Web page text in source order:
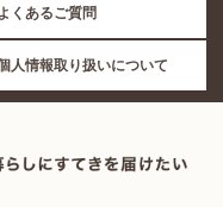
くあるご質問
人情報取り扱いについて